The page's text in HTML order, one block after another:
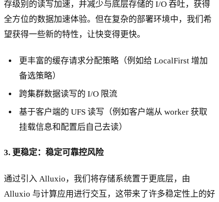
存级别的读写加速，并减少与底层存储的 I/O 吞吐，获得
全方位的数据加速体验。但在复杂的部署环境中，我们希
望获得一些新的特性，让快变得更快。
更丰富的缓存请求分配策略（例如给 LocalFirst 增加
备选策略）
跨集群数据读写的 I/O 限流
基于客户端的 UFS 读写（例如客户端从 worker 获取
挂载信息和配置后自己去读）
3. 更稳定：稳定可靠控风险
通过引入 Alluxio，我们将存储系统置于更底层，由
Alluxio 与计算应用进行交互，这带来了许多稳定性上的好